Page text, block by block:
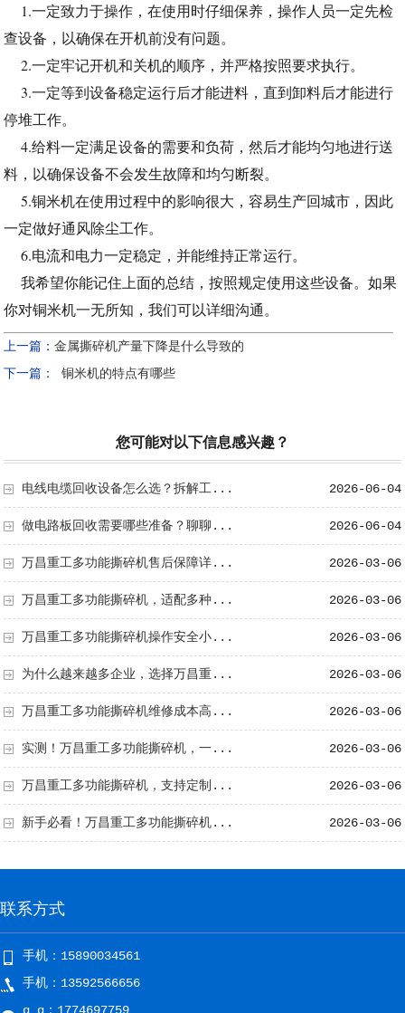
1.一定致力于操作，在使用时仔细保养，操作人员一定先检
查设备，以确保在开机前没有问题。
2.一定牢记开机和关机的顺序，并严格按照要求执行。
3.一定等到设备稳定运行后才能进料，直到卸料后才能进行
停堆工作。
4.给料一定满足设备的需要和负荷，然后才能均匀地进行送
料，以确保设备不会发生故障和均匀断裂。
5.铜米机在使用过程中的影响很大，容易生产回城市，因此
一定做好通风除尘工作。
6.电流和电力一定稳定，并能维持正常运行。
我希望你能记住上面的总结，按照规定使用这些设备。如果
你对铜米机一无所知，我们可以详细沟通。
上一篇：金属撕碎机产量下降是什么导致的
下一篇：
铜米机的特点有哪些
您可能对以下信息感兴趣？
2026-06-04
电线电缆回收设备怎么选？拆解工...
2026-06-04
做电路板回收需要哪些准备？聊聊...
2026-03-06
万昌重工多功能撕碎机售后保障详...
2026-03-06
万昌重工多功能撕碎机，适配多种...
2026-03-06
万昌重工多功能撕碎机操作安全小...
2026-03-06
为什么越来越多企业，选择万昌重...
2026-03-06
万昌重工多功能撕碎机维修成本高...
2026-03-06
实测！万昌重工多功能撕碎机，一...
2026-03-06
万昌重工多功能撕碎机，支持定制...
2026-03-06
新手必看！万昌重工多功能撕碎机...
联系方式
手机：15890034561
手机：13592566656